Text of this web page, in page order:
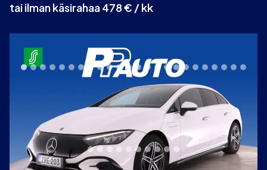
tai ilman käsirahaa 478 € / kk